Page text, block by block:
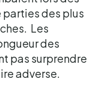
des plus
Les
des
pas surprendre
adverse.